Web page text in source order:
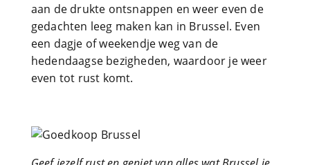
aan de drukte ontsnappen en weer even de
gedachten leeg maken kan in Brussel. Even
een dagje of weekendje weg van de
hedendaagse bezigheden, waardoor je weer
even tot rust komt.